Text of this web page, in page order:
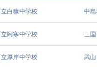
白糠中学校 中
阿寒中学校 三
厚岸中学校 武